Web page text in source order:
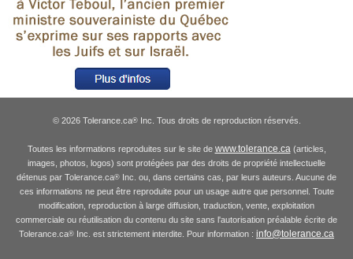
© 2026 Tolerance.ca®Inc. Tous droits de reproduction réservés.
Toutes les informations reproduites sur le site de www.tolerance.ca(articles,
images, photos, logos) sont protégées par des droits de propriété intellectuelle
détenus par Tolerance.ca® Inc. ou, dans certains cas, par leurs auteurs. Aucune de
ces informations ne peut être reproduite pour un usage autre que personnel. Toute
modification, reproduction à large diffusion, traduction, vente, exploitation
commerciale ou réutilisation du contenu du site sans l'autorisation préalable écrite de
Tolerance.ca® Inc. est strictement interdite. Pour information : info@tolerance.ca